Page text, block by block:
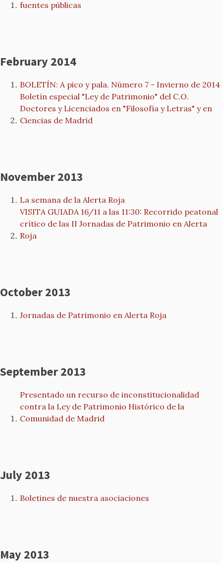
fuentes públicas
February 2014
BOLETÍN: A pico y pala. Número 7 - Invierno de 2014
Boletín especial "Ley de Patrimonio" del C.O.
Doctores y Licenciados en "Filosofía y Letras" y en
Ciencias de Madrid
November 2013
La semana de la Alerta Roja
VISITA GUIADA 16/11 a las 11:30: Recorrido peatonal
crítico de las II Jornadas de Patrimonio en Alerta
Roja
October 2013
Jornadas de Patrimonio en Alerta Roja
September 2013
Presentado un recurso de inconstitucionalidad
contra la Ley de Patrimonio Histórico de la
Comunidad de Madrid
July 2013
Boletines de nuestra asociaciones
May 2013